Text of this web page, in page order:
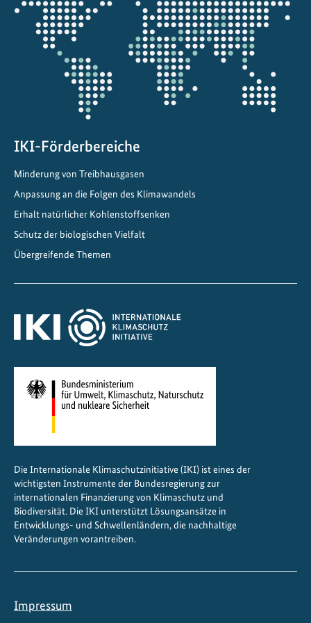
j
e
k
t
e
i
a
die
Projektkarte
IKI-Förderbereiche
Minderung von Treibhausgasen
Anpassung an die Folgen des Klimawandels
Erhalt natürlicher Kohlenstoffsenken
Schutz der biologischen Vielfalt
Übergreifende Themen
Die Internationale Klimaschutzinitiative (IKI) ist eines der
wichtigsten Instrumente der Bundesregierung zur
internationalen Finanzierung von Klimaschutz und
Biodiversität. Die IKI unterstützt Lösungsansätze in
Entwicklungs- und Schwellenländern, die nachhaltige
Veränderungen vorantreiben.
Impressum